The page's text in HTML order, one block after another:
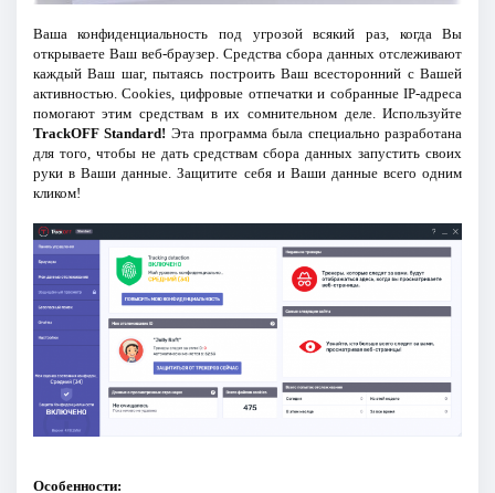
Ваша конфиденциальность под угрозой всякий раз, когда Вы
открываете Ваш веб-браузер. Средства сбора данных отслеживают
каждый Ваш шаг, пытаясь построить Ваш всесторонний с Вашей
активностью. Cookies, цифровые отпечатки и собранные IP-адреса
помогают этим средствам в их сомнительном деле. Используйте
TrackOFF Standard! Эта программа была специально разработана
для того, чтобы не дать средствам сбора данных запустить своих
руки в Ваши данные. Защитите себя и Ваши данные всего одним
кликом!
Особенности: